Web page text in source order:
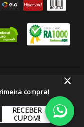
A VENDA DE BEBIDAS
DE 18 ANOS.
LTDA/CNPJ: 46.082.333/0001-
SC
compra!
RECEBER
CUPOM!